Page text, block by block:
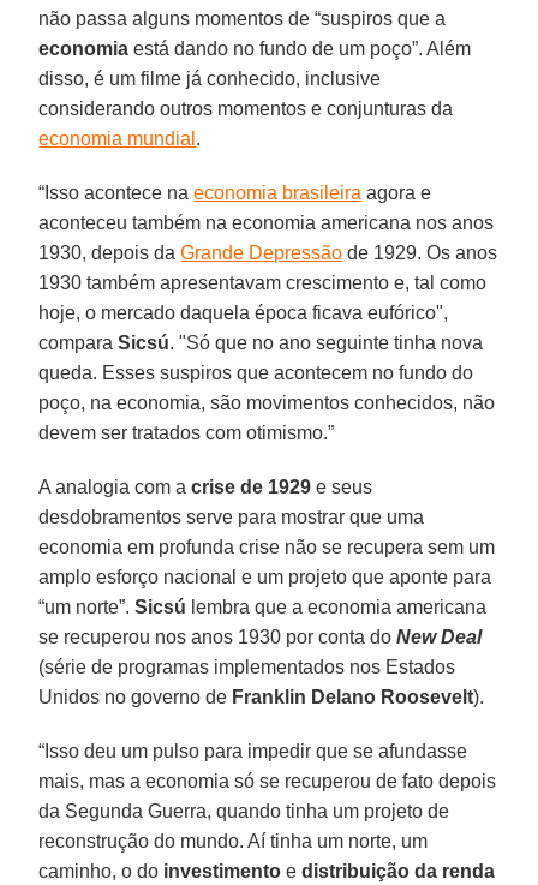
não passa alguns momentos de “suspiros que a
economia está dando no fundo de um poço”. Além
disso, é um filme já conhecido, inclusive
considerando outros momentos e conjunturas da
economia mundial .
“Isso acontece naeconomia brasileira agora e
aconteceu também na economia americana nos anos
1930, depois daGrande Depressão de 1929. Os anos
1930 também apresentavam crescimento e, tal como
hoje, o mercado daquela época ficava eufórico",
comparaSicsú. "Só que no ano seguinte tinha nova
queda. Esses suspiros que acontecem no fundo do
poço, na economia, são movimentos conhecidos, não
devem ser tratados com otimismo.”
A analogia com acrise de 1929 e seus
desdobramentos serve para mostrar que uma
economia em profunda crise não se recupera sem um
amplo esforço nacional e um projeto que aponte para
“um norte”.Sicsú lembra que a economia americana
se recuperou nos anos 1930 por conta doNew Deal
(série de programas implementados nos Estados
Unidos no governo de Franklin Delano Roosevelt).
“Isso deu um pulso para impedir que se afundasse
mais, mas a economia só se recuperou de fato depois
da Segunda Guerra, quando tinha um projeto de
reconstrução do mundo. Aí tinha um norte, um
caminho, o do investimento e distribuição da renda